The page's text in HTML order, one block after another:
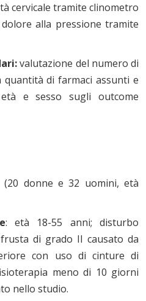
cervicale tramite clinometro
alla pressione tramite
valutazione del numero di
di farmaci assunti e
età e sesso sugli outcome
donne e 32 uomini, età
: età 18-55 anni; disturbo
di grado II causato da
con uso di cinture di
meno di 10 giorni
nello studio.